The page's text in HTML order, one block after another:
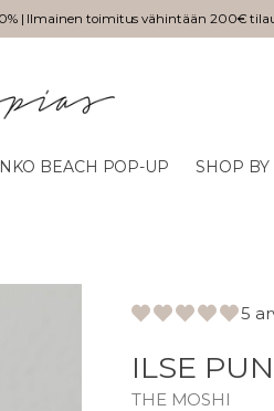
| Ilmainen toimitus vähintään 200€
BEACH POP-UP SHOP
5
ILSE
THE MOSHI